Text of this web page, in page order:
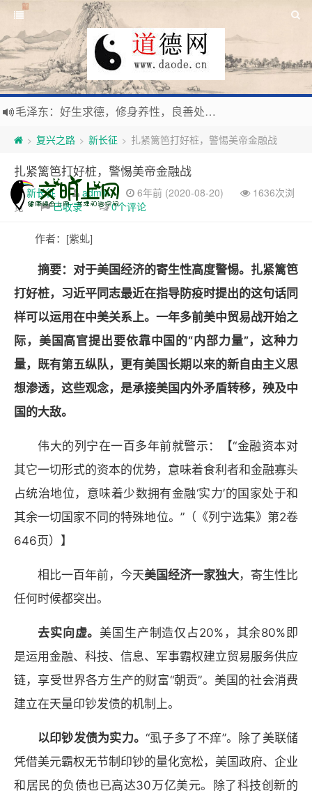
习近平：引导人们向往和追求讲道德、尊道德、守道德的生活，让13亿人的每一分子都成为传播中华美德、中华文化的主体。
> 复兴之路 > 新长征 > 扎紧篱笆打好桩，警惕美帝金融战
扎紧篱笆打好桩，警惕美帝金融战
新长征 admin 6年前 (2020-08-20)
1636次浏
览
已收录 0个评论
作者：[紫虬]
摘要：对于美国经济的寄生性高度警惕。扎紧篱笆
打好桩，习近平同志最近在指导防疫时提出的这句话同
样可以运用在中美关系上。一年多前美中贸易战开始之
际，美国高官提出要依靠中国的“内部力量”，这种力
量，既有第五纵队，更有美国长期以来的新自由主义思
想渗透，这些观念，是承接美国内外矛盾转移，殃及中
国的大敌。
伟大的列宁在一百多年前就警示：【“金融资本对
其它一切形式的资本的优势，意味着食利者和金融寡头
占统治地位，意味着少数拥有金融‘实力’的国家处于和
其余一切国家不同的特殊地位。”（《列宁选集》第2卷
646页）】
相比一百年前，今天美国经济一家独大，寄生性比
任何时候都突出。
去实向虚。 美国生产制造仅占20%，其余80%即
是运用金融、科技、信息、军事霸权建立贸易服务供应
链，享受世界各方生产的财富“朝贡”。美国的社会消费
建立在天量印钞发债的机制上。
以印钞发债为实力。“虱子多了不痒”。除了美联储
凭借美元霸权无节制印钞的量化宽松，美国政府、企业
和居民的负债也已高达30万亿美元。除了科技创新的